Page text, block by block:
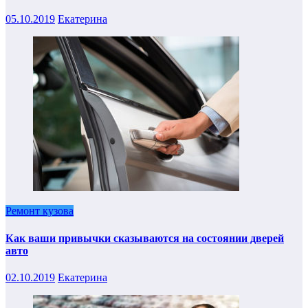
05.10.2019 Екатерина
Ремонт кузова
Как ваши привычки сказываются на состоянии дверей
авто
02.10.2019 Екатерина